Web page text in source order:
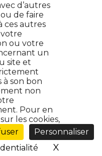
le
d’autres
de faire
ces autres
ou votre
un
site et
à son bon
non
Pour en
les cookies,
Personnaliser
X